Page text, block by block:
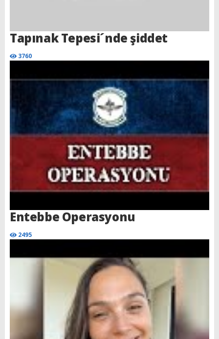
Tapınak Tepesi´nde şiddet
3760
Entebbe Operasyonu
2495